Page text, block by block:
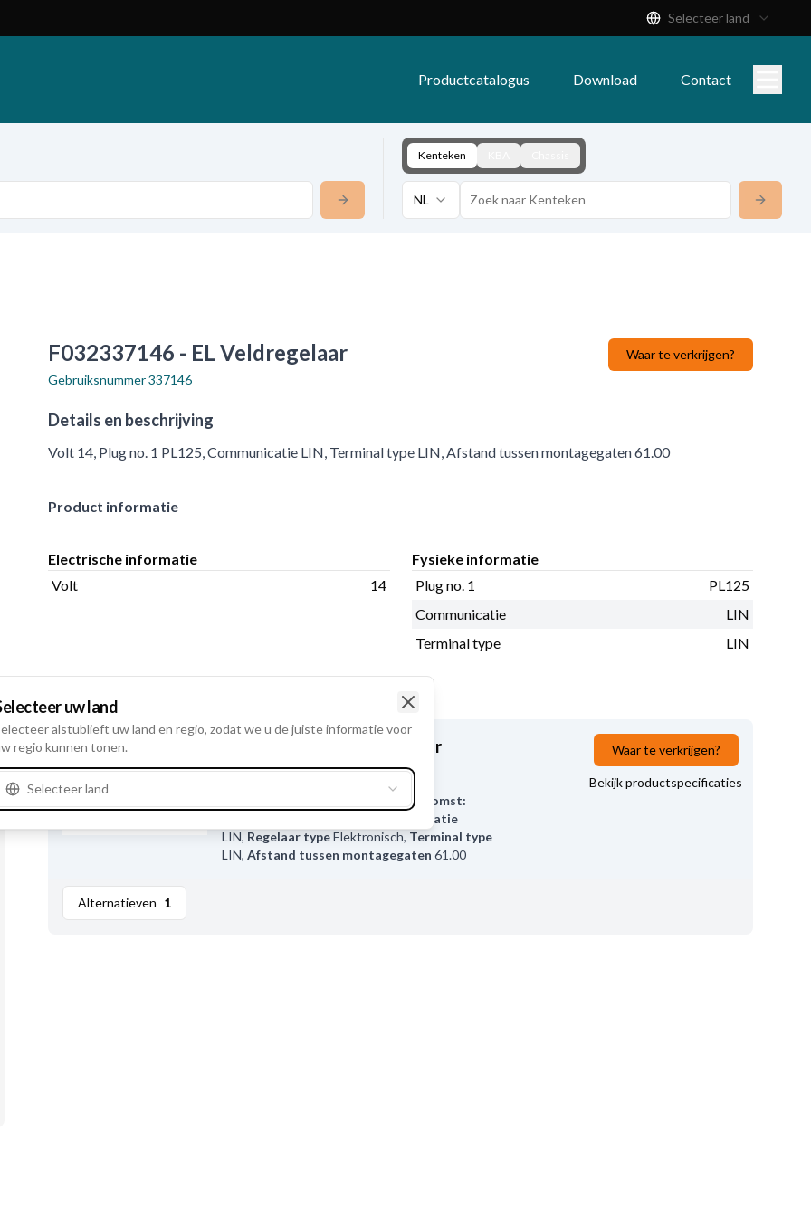
Selecteer land
Productcatalogus Download Contact
Kenteken
NL
F032337146 - EL Veldregelaar
Waar te verkrijgen?
Gebruiksnummer337146
Details en beschrijving
Volt 14, Plug no. 1 PL125, Communicatie LIN, Terminal type LIN, Afstand tussen montagegaten 61.00
Product informatie
Electrische informatie
Volt
14
Fysieke informatie
Plug no. 1
PL125
Communicatie
LIN
Terminal type
LIN
F032335245 - EL Veldregelaar
Gebruiksnummer335245
Herkomst:
Communicatie
LIN, Regelaar typeElektronisch, Terminal type
LIN,Afstand tussen montagegaten 61.00
Waar te verkrijgen?
Bekijk productspecificaties
Alternatieven 1
uw land
alstublieft uw land en regio, zodat we u de juiste informatie voor
regio kunnen tonen.
Selecteer land